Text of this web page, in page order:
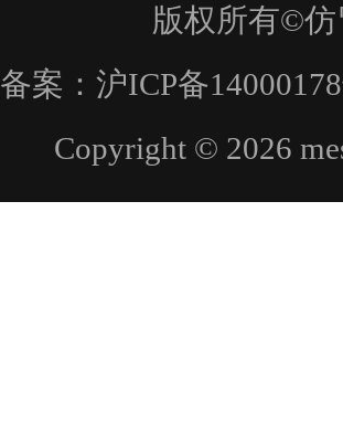
版权所有©
备案： 沪ICP备
Copyright © 2026